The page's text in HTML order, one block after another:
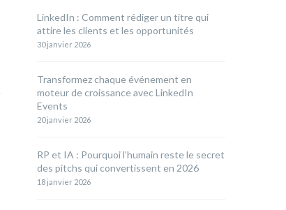
LinkedIn : Comment rédiger un titre qui
attire les clients et les opportunités
30 janvier 2026
Transformez chaque événement en
moteur de croissance avec LinkedIn
Events
20 janvier 2026
RP et IA : Pourquoi l’humain reste le secret
des pitchs qui convertissent en 2026
18 janvier 2026